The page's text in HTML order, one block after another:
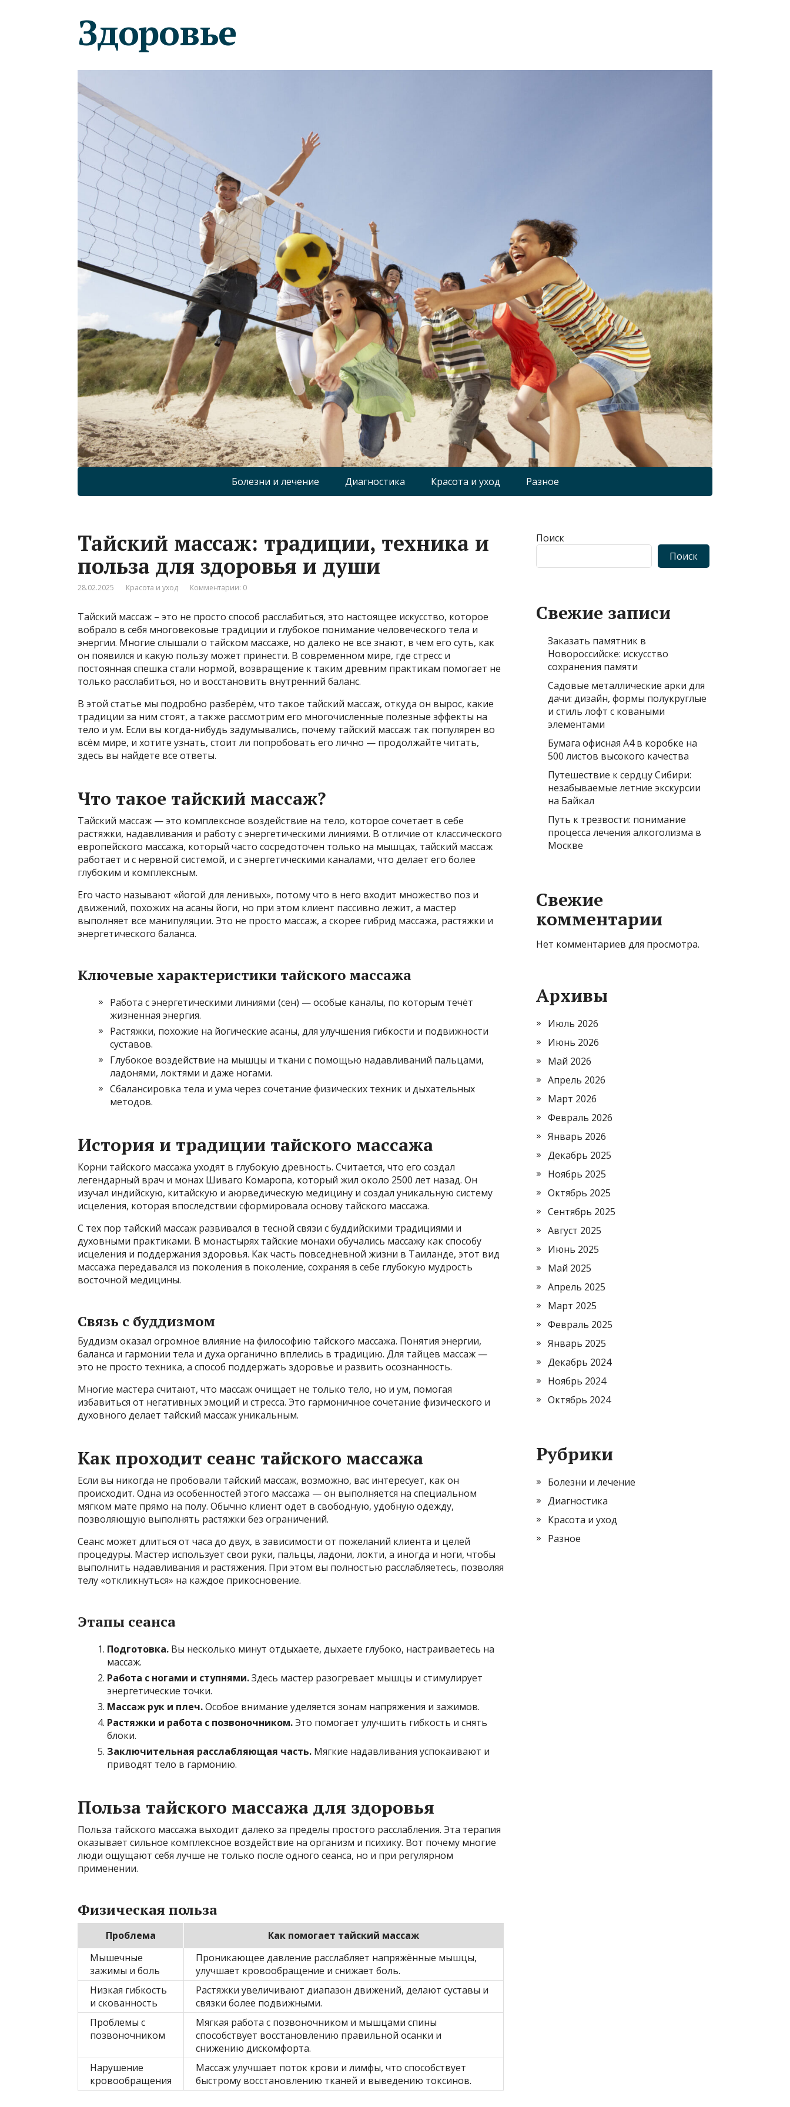
Здоровье
Болезни и лечение Диагностика Красота и уход Разное
Тайский массаж: традиции, техника и
польза для здоровья и души
28.02.2025 Красота и уход Комментарии: 0
Тайский массаж – это не просто способ расслабиться, это настоящее искусство, которое
вобрало в себя многовековые традиции и глубокое понимание человеческого тела и
энергии. Многие слышали о тайском массаже, но далеко не все знают, в чем его суть, как
он появился и какую пользу может принести. В современном мире, где стресс и
постоянная спешка стали нормой, возвращение к таким древним практикам помогает не
только расслабиться, но и восстановить внутренний баланс.
В этой статье мы подробно разберём, что такое тайский массаж, откуда он вырос, какие
традиции за ним стоят, а также рассмотрим его многочисленные полезные эффекты на
тело и ум. Если вы когда-нибудь задумывались, почему тайский массаж так популярен во
всём мире, и хотите узнать, стоит ли попробовать его лично — продолжайте читать,
здесь вы найдете все ответы.
Что такое тайский массаж?
Тайский массаж — это комплексное воздействие на тело, которое сочетает в себе
растяжки, надавливания и работу с энергетическими линиями. В отличие от классического
европейского массажа, который часто сосредоточен только на мышцах, тайский массаж
работает и с нервной системой, и с энергетическими каналами, что делает его более
глубоким и комплексным.
Его часто называют «йогой для ленивых», потому что в него входит множество поз и
движений, похожих на асаны йоги, но при этом клиент пассивно лежит, а мастер
выполняет все манипуляции. Это не просто массаж, а скорее гибрид массажа, растяжки и
энергетического баланса.
Ключевые характеристики тайского массажа
Работа с энергетическими линиями (сен) — особые каналы, по которым течёт
жизненная энергия.
Растяжки, похожие на йогические асаны, для улучшения гибкости и подвижности
суставов.
Глубокое воздействие на мышцы и ткани с помощью надавливаний пальцами,
ладонями, локтями и даже ногами.
Сбалансировка тела и ума через сочетание физических техник и дыхательных
методов.
История и традиции тайского массажа
Корни тайского массажа уходят в глубокую древность. Считается, что его создал
легендарный врач и монах Шиваго Комаропа, который жил около 2500 лет назад. Он
изучал индийскую, китайскую и аюрведическую медицину и создал уникальную систему
исцеления, которая впоследствии сформировала основу тайского массажа.
С тех пор тайский массаж развивался в тесной связи с буддийскими традициями и
духовными практиками. В монастырях тайские монахи обучались массажу как способу
исцеления и поддержания здоровья. Как часть повседневной жизни в Таиланде, этот вид
массажа передавался из поколения в поколение, сохраняя в себе глубокую мудрость
восточной медицины.
Связь с буддизмом
Буддизм оказал огромное влияние на философию тайского массажа. Понятия энергии,
баланса и гармонии тела и духа органично вплелись в традицию. Для тайцев массаж —
это не просто техника, а способ поддержать здоровье и развить осознанность.
Многие мастера считают, что массаж очищает не только тело, но и ум, помогая
избавиться от негативных эмоций и стресса. Это гармоничное сочетание физического и
духовного делает тайский массаж уникальным.
Как проходит сеанс тайского массажа
Если вы никогда не пробовали тайский массаж, возможно, вас интересует, как он
происходит. Одна из особенностей этого массажа — он выполняется на специальном
мягком мате прямо на полу. Обычно клиент одет в свободную, удобную одежду,
позволяющую выполнять растяжки без ограничений.
Сеанс может длиться от часа до двух, в зависимости от пожеланий клиента и целей
процедуры. Мастер использует свои руки, пальцы, ладони, локти, а иногда и ноги, чтобы
выполнить надавливания и растяжения. При этом вы полностью расслабляетесь, позволяя
телу «откликнуться» на каждое прикосновение.
Этапы сеанса
Подготовка. Вы несколько минут отдыхаете, дыхаете глубоко, настраиваетесь на
массаж.
Работа с ногами и ступнями.Здесь мастер разогревает мышцы и стимулирует
энергетические точки.
Массаж рук и плеч.Особое внимание уделяется зонам напряжения и зажимов.
Растяжки и работа с позвоночником.Это помогает улучшить гибкость и снять
блоки.
Заключительная расслабляющая часть. Мягкие надавливания успокаивают и
приводят тело в гармонию.
Польза тайского массажа для здоровья
Польза тайского массажа выходит далеко за пределы простого расслабления. Эта терапия
оказывает сильное комплексное воздействие на организм и психику. Вот почему многие
люди ощущают себя лучше не только после одного сеанса, но и при регулярном
применении.
Физическая польза
Проблема
Как помогает тайский массаж
Мышечные
зажимы и боль
Проникающее давление расслабляет напряжённые мышцы,
улучшает кровообращение и снижает боль.
Низкая гибкость
и скованность
Растяжки увеличивают диапазон движений, делают суставы и
связки более подвижными.
Проблемы с
позвоночником
Мягкая работа с позвоночником и мышцами спины
способствует восстановлению правильной осанки и
снижению дискомфорта.
Нарушение
кровообращения
Массаж улучшает поток крови и лимфы, что способствует
быстрому восстановлению тканей и выведению токсинов.
Поиск
Поиск
Свежие записи
Заказать памятник в
Новороссийске: искусство
сохранения памяти
Садовые металлические арки для
дачи: дизайн, формы полукруглые
и стиль лофт с коваными
элементами
Бумага офисная А4 в коробке на
500 листов высокого качества
Путешествие к сердцу Сибири:
незабываемые летние экскурсии
на Байкал
Путь к трезвости: понимание
процесса лечения алкоголизма в
Москве
Свежие
комментарии
Нет комментариев для просмотра.
Архивы
Июль 2026
Июнь 2026
Май 2026
Апрель 2026
Март 2026
Февраль 2026
Январь 2026
Декабрь 2025
Ноябрь 2025
Октябрь 2025
Сентябрь 2025
Август 2025
Июнь 2025
Май 2025
Апрель 2025
Март 2025
Февраль 2025
Январь 2025
Декабрь 2024
Ноябрь 2024
Октябрь 2024
Рубрики
Болезни и лечение
Диагностика
Красота и уход
Разное